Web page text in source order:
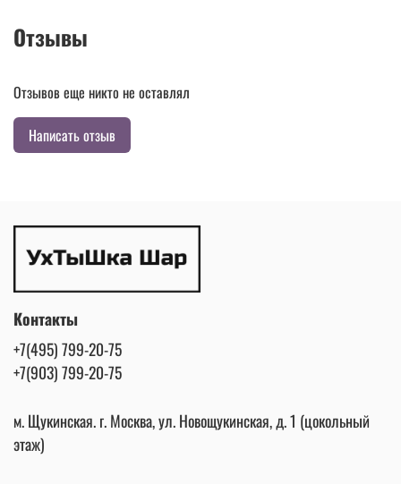
Отзывы
Отзывов еще никто не оставлял
Написать отзыв
Контакты
+7(495) 799-20-75
+7(903) 799-20-75
м. Щукинская. г. Москва, ул. Новощукинская, д. 1 (цокольный
этаж)